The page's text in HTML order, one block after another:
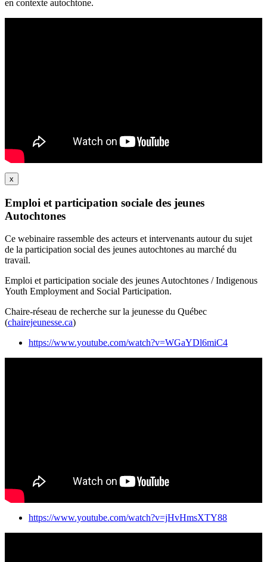
en contexte autochtone.
x
Emploi et participation sociale des jeunes
Autochtones
Ce webinaire rassemble des acteurs et intervenants autour du sujet
de la participation social des jeunes autochtones au marché du
travail.
Emploi et participation sociale des jeunes Autochtones / Indigenous
Youth Employment and Social Participation.
Chaire-réseau de recherche sur la jeunesse du Québec
(chairejeunesse.ca)
https://www.youtube.com/watch?v=WGaYDl6miC4
https://www.youtube.com/watch?v=jHvHmsXTY88